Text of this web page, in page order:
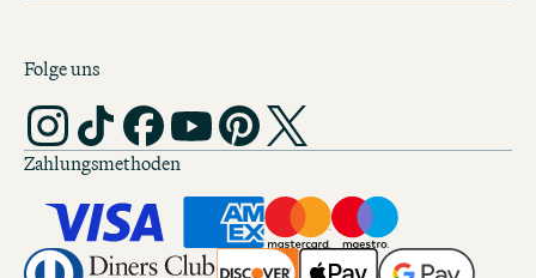
Folge uns
Zahlungsmethoden